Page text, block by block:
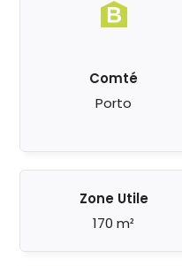
Comté
Porto
Zone Utile
170 m²